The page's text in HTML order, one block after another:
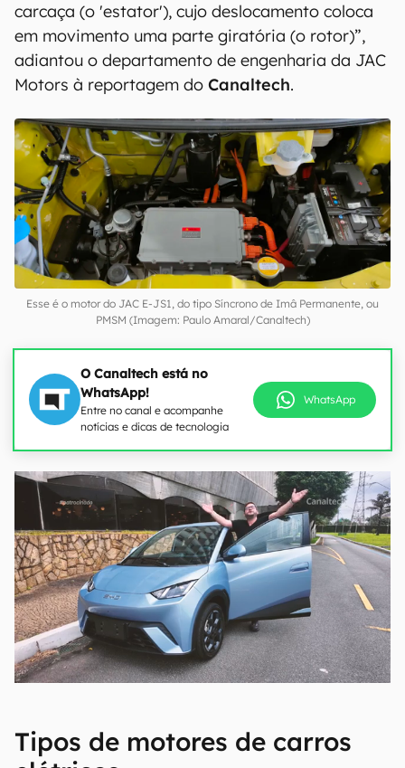
carcaça (o 'estator'), cujo deslocamento coloca
em movimento uma parte giratória (o rotor)”,
adiantou o departamento de engenharia da JAC
Motors à reportagem do Canaltech.
Esse é o motor do JAC E-JS1, do tipo Síncrono de Imâ Permanente, ou
PMSM (Imagem: Paulo Amaral/Canaltech)
O Canaltech está no
WhatsApp!
Entre no canal e acompanhe
notícias e dicas de tecnologia
WhatsApp
Tipos de motores de carros